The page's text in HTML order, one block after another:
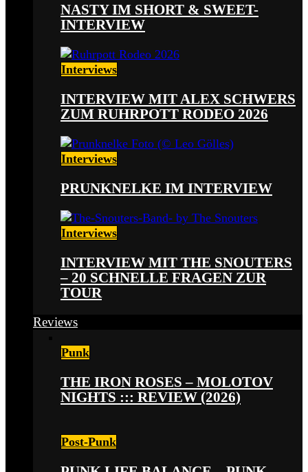
NASTY IM SHORT & SWEET-
INTERVIEW
Interviews
INTERVIEW MIT ALEX SCHWERS
ZUM RUHRPOTT RODEO 2026
Interviews
PRUNKNELKE IM INTERVIEW
Interviews
INTERVIEW MIT THE SNOUTERS
– 20 SCHNELLE FRAGEN ZUR
TOUR
Reviews
Punk
THE IRON ROSES – MOLOTOV
NIGHTS ::: REVIEW (2026)
Post-Punk